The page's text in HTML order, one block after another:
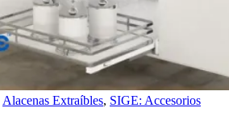
Alacenas Extraíbles, SIGE: Accesorios